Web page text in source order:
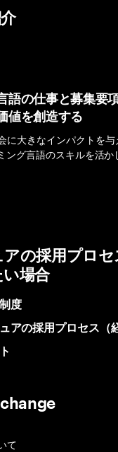
語の仕事と募集要
値を創造する
に大きなインパクトを
ング言語のスキルを活か
の採用プロ
い場合
度
アの採用プロセス（
て